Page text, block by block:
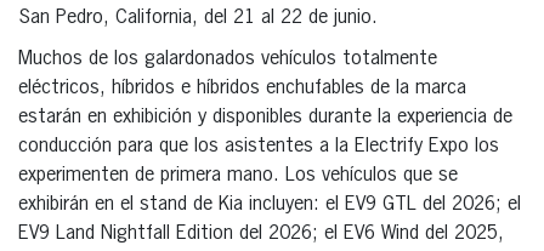
San Pedro, California, del 21 al 22 de junio.
Muchos de los galardonados vehículos totalmente
eléctricos, híbridos e híbridos enchufables de la marca
estarán en exhibición y disponibles durante la experiencia de
conducción para que los asistentes a la Electrify Expo los
experimenten de primera mano. Los vehículos que se
exhibirán en el stand de Kia incluyen: el EV9 GTL del 2026; el
EV9 Land Nightfall Edition del 2026; el EV6 Wind del 2025,